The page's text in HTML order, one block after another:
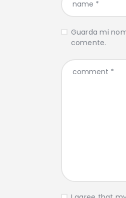
Guarda mi
comente.